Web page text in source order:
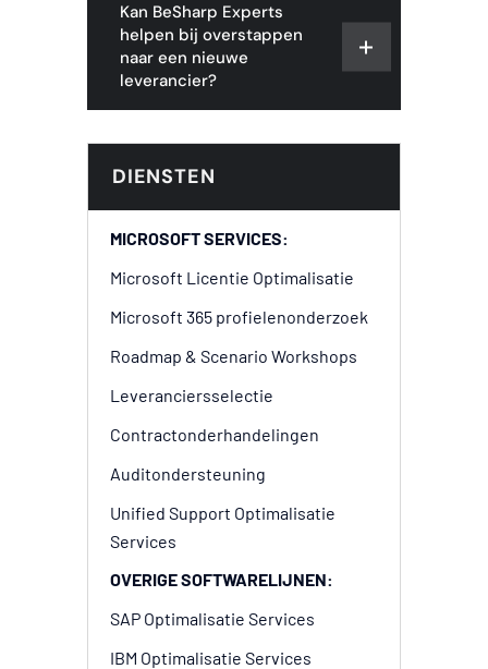
Kan BeSharp Experts
helpen bij overstappen
naar een nieuwe
leverancier?
DIENSTEN
MICROSOFT SERVICES:
Microsoft Licentie Optimalisatie
Microsoft 365 profielenonderzoek
Roadmap & Scenario Workshops
Leveranciersselectie
Contractonderhandelingen
Auditondersteuning
Unified Support Optimalisatie
Services
OVERIGE SOFTWARELIJNEN:
SAP Optimalisatie Services
IBM Optimalisatie Services